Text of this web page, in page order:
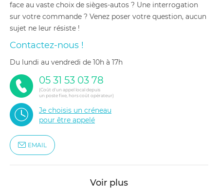
face au vaste choix de sièges-autos ? Une interrogation
sur votre commande ? Venez poser votre question, aucun
sujet ne leur résiste !
Contactez-nous !
du lundi au vendredi de 10h à 17h
05 31 53 03 78
(Coût d'un appel local depuis
un poste fixe, hors coût opérateur)
Je choisis un créneau
pour être appelé
EMAIL
Voir plus